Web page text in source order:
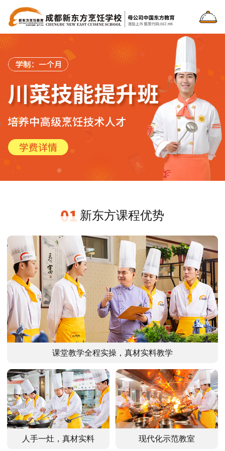
新东方课程优势
课堂教学全程实操，真材实料教学
人手一灶，真材实料 现代化示范教室